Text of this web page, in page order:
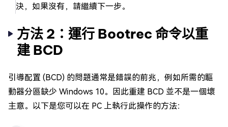
決，如果沒有，請繼續下一步。
方法 2：運行 Bootrec 命令以重
建 BCD
引導配置 (BCD) 的問題通常是錯誤的前兆，例如所需的驅
動器分區缺少 Windows 10。因此重建 BCD 並不是一個壞
主意。以下是您可以在 PC 上執行此操作的方法：